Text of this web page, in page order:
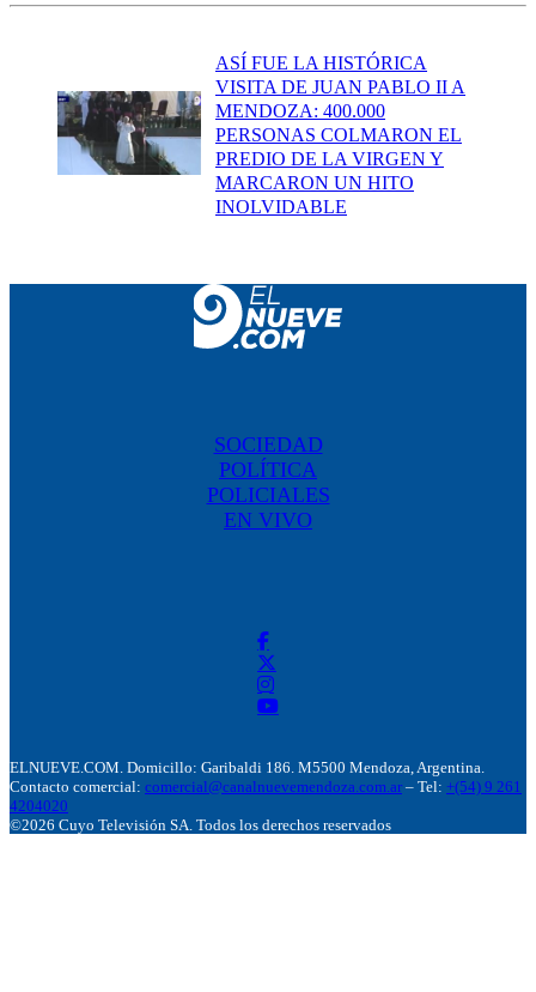
ASÍ FUE LA HISTÓRICA
VISITA DE JUAN PABLO II A
MENDOZA: 400.000
PERSONAS COLMARON EL
PREDIO DE LA VIRGEN Y
MARCARON UN HITO
INOLVIDABLE
SOCIEDAD
POLÍTICA
POLICIALES
EN VIVO
ELNUEVE.COM. Domicillo: Garibaldi 186. M5500 Mendoza, Argentina.
Contacto comercial: comercial@canalnuevemendoza.com.ar – Tel: +(54) 9 261
4204020
©2026 Cuyo Televisión SA. Todos los derechos reservados